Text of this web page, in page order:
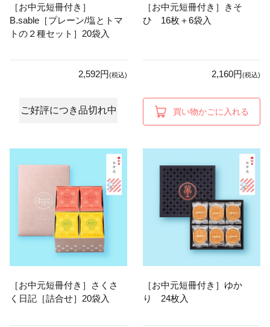
［お中元短冊付き］
B.sable［プレーン/塩とトマ
トの２種セット］20袋入
2,592円(税込)
ご好評につき品切れ中
［お中元短冊付き］きそ
ひ 16枚＋6袋入
2,160円(税込)
買い物かごに入れる
［お中元短冊付き］さくさ
く日記［詰合せ］20袋入
［お中元短冊付き］ゆか
り 24枚入